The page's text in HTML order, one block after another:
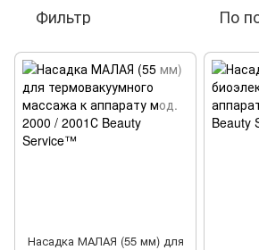
Фильтр По
Насадка МАЛАЯ (55 мм) для